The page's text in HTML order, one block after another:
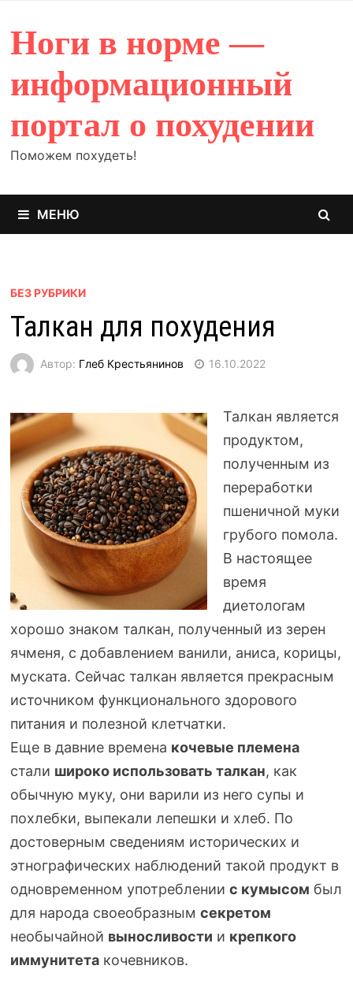
содержимому
Ноги в норме —
информационный
портал о похудении
Поможем похудеть!
МЕНЮ
БЕЗ РУБРИКИ
Талкан для похудения
Автор: Глеб Крестьянинов 16.10.2022
Талкан является
продуктом,
полученным из
переработки
пшеничной муки
грубого помола.
В настоящее
время
диетологам
хорошо знаком талкан, полученный из зерен
ячменя, с добавлением ванили, аниса, корицы,
муската. Сейчас талкан является прекрасным
источником функционального здорового
питания и полезной клетчатки.
Еще в давние времена кочевые племена
стали широко использовать талкан, как
обычную муку, они варили из него супы и
похлебки, выпекали лепешки и хлеб. По
достоверным сведениям исторических и
этнографических наблюдений такой продукт в
одновременном употреблении с кумысом был
для народа своеобразным секретом
необычайной выносливости и крепкого
иммунитетакочевников.